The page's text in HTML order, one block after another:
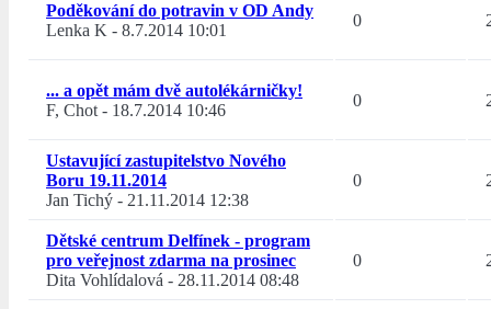
Poděkování do potravin v OD Andy
Lenka K - 8.7.2014 10:01
0
... a opět mám dvě autolékárničky!
F, Chot- 18.7.2014 10:46
0
Ustavující zastupitelstvo Nového
Boru 19.11.2014
Jan Tichý - 21.11.2014 12:38
0
Dětské centrum Delfínek - program
pro veřejnost zdarma na prosinec
Dita Vohlídalová - 28.11.2014 08:48
0